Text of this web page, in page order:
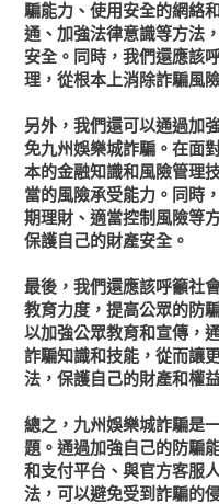
騙能力、使用安全的網絡
通、加強法律意識等方法
安全。同時，我們還應該
理，從根本上消除詐騙風
另外，我們還可以通過加
免九州娛樂城詐騙。在面
本的金融知識和風險管理
當的風險承受能力。同時
期理財、適當控制風險等
保護自己的財產安全。
最後，我們還應該呼籲社
教育力度，提高公眾的防
以加強公眾教育和宣傳，
詐騙知識和技能，從而讓
法，保護自己的財產和權
總之，九州娛樂城詐騙是
題。通過加強自己的防騙
和支付平台、與官方客服
法，可以避免受到詐騙的